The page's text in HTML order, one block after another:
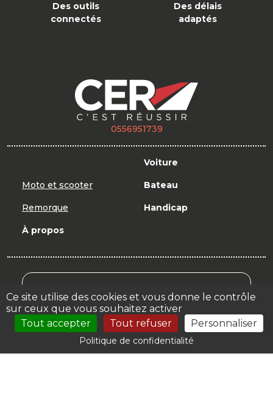
Ce site utilise des cookies et vous donne le contrôle
sur ceux que vous souhaitez activer
Tout accepter
Tout refuser Personnaliser
Politique de confidentialité
Des outils
connectés
Des délais
adaptés
0556951739
Voiture
Moto et scooter Bateau
Remorque Handicap
À propos
Votre espace